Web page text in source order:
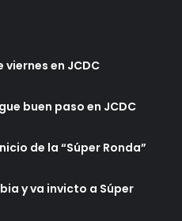
en JCDC
buen paso en JCDC
de la “Súper Ronda”
y va invicto a Súper